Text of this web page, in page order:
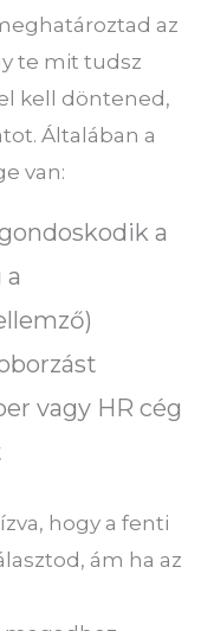
az
te mit tudsz
kell döntened,
Általában a
van:
a
a
vagy HR cég
hogy a fenti
ám ha az